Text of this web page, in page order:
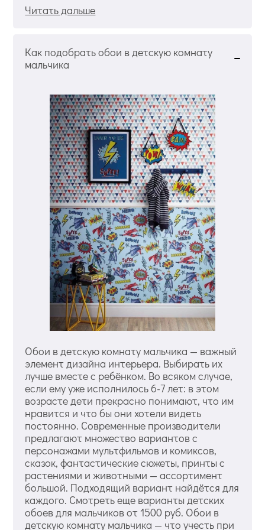
Читать дальше
Как подобрать обои в детскую комнату
мальчика
Обои в детскую комнату мальчика — важный
элемент дизайна интерьера. Выбирать их
лучше вместе с ребёнком. Во всяком случае,
если ему уже исполнилось 6-7 лет: в этом
возрасте дети прекрасно понимают, что им
нравится и что бы они хотели видеть
постоянно. Современные производители
предлагают множество вариантов с
персонажами мультфильмов и комиксов,
сказок, фантастические сюжеты, принты с
растениями и животными — ассортимент
большой. Подходящий вариант найдётся для
каждого. Смотреть еще варианты детских
обоев для мальчиков от 1500 руб. Обои в
детскую комнату мальчика — что учесть при